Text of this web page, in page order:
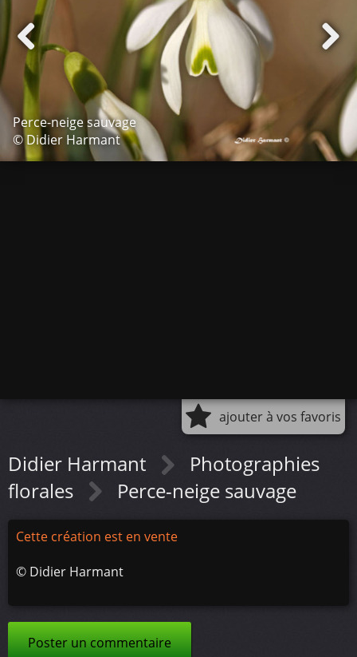
Perce-neige sauvage
© Didier Harmant
ajouter à vos favoris
Didier Harmant
Photographies
florales
Perce-neige sauvage
Cette création est en vente
© Didier Harmant
Poster un commentaire